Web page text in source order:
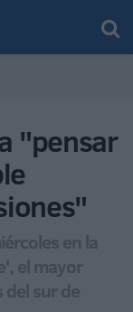
"pensar
en la
el mayor
del sur de